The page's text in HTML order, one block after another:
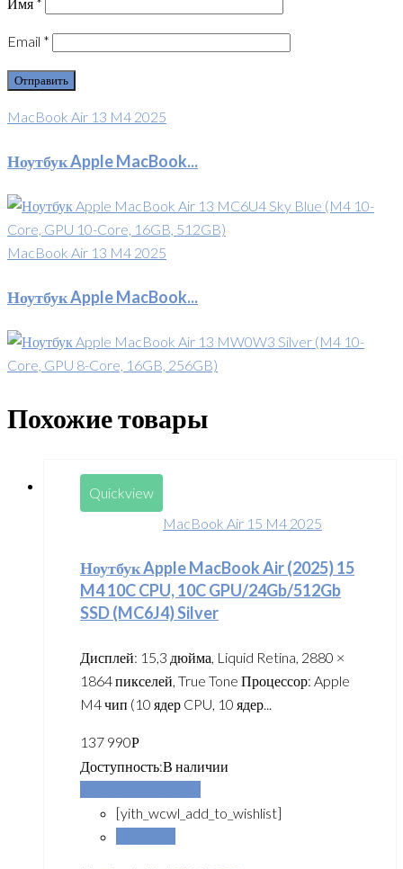
Email *
MacBook Air 13 M4 2025
Ноутбук Apple MacBook...
MacBook Air 13 M4 2025
Ноутбук Apple MacBook...
Похожие товары
Quickview
MacBook Air 15 M4 2025
Ноутбук Apple MacBook Air (2025) 15
M4 10C CPU, 10C GPU/24Gb/512Gb
SSD (MC6J4) Silver
Дисплей: 15,3 дюйма, Liquid Retina, 2880 ×
1864 пикселей, True Tone Процессор: Apple
M4 чип (10 ядер CPU, 10 ядер...
137 990Р
Доступность:В наличии
[yith_wcwl_add_to_wishlist]